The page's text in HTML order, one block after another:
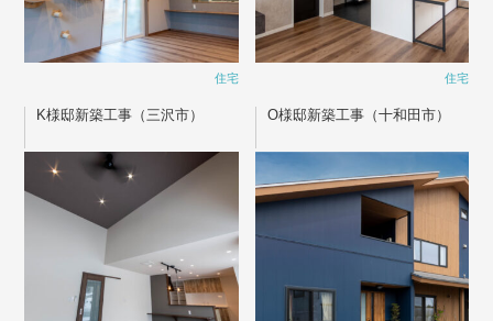
住宅 住宅
K様邸新築工事（三沢市） O様邸新築工事（十和田市）